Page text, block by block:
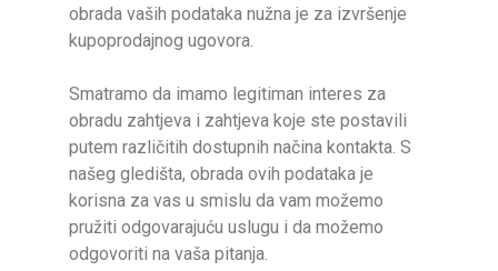
obrada vaših podataka nužna je za izvršenje
kupoprodajnog ugovora.
Smatramo da imamo legitiman interes za
obradu zahtjeva i zahtjeva koje ste postavili
putem različitih dostupnih načina kontakta. S
našeg gledišta, obrada ovih podataka je
korisna za vas u smislu da vam možemo
pružiti odgovarajuću uslugu i da možemo
odgovoriti na vaša pitanja.